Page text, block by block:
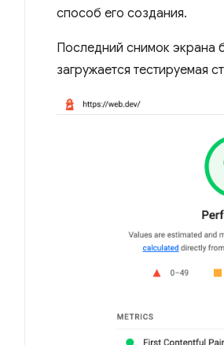
способ его создания.
Последний снимок экрана
загружается тестируемая